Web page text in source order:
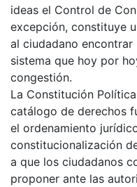
ideas el Control de
excepción, constituye
al ciudadano
sistema que hoy por
congestión.
La Constitución
catálogo de derechos
el ordenamiento
constitucionalización
a que los ciudadanos
proponer ante las